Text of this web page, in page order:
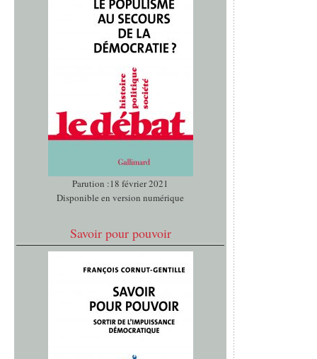
Parution :18 février 2021
Disponible en version numérique
Savoir pour pouvoir